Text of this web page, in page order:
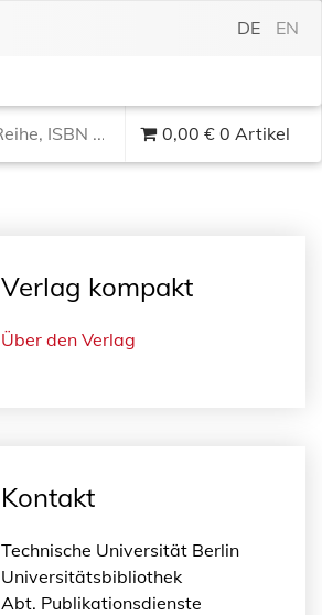
DE EN
0,00 € 0 Artikel
Verlag kompakt
Über den Verlag
Kontakt
Technische Universität Berlin
Universitätsbibliothek
Abt. Publikationsdienste